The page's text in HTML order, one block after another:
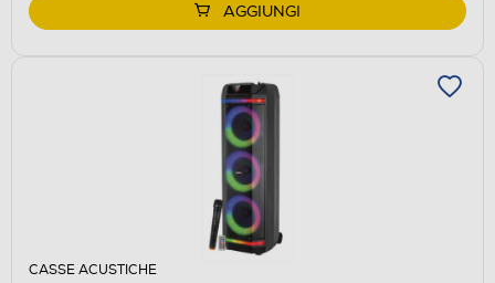
AGGIUNGI
CASSE ACUSTICHE